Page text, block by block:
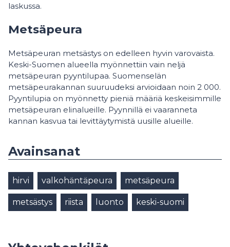
laskussa.
Metsäpeura
Metsäpeuran metsästys on edelleen hyvin varovaista.
Keski-Suomen alueella myönnettiin vain neljä
metsäpeuran pyyntilupaa. Suomenselän
metsäpeurakannan suuruudeksi arvioidaan noin 2 000.
Pyyntilupia on myönnetty pieniä määriä keskeisimmille
metsäpeuran elinalueille. Pyynnillä ei vaaranneta
kannan kasvua tai levittäytymistä uusille alueille.
Avainsanat
hirvi valkohäntäpeura metsäpeura
metsästys riista luonto keski-suomi